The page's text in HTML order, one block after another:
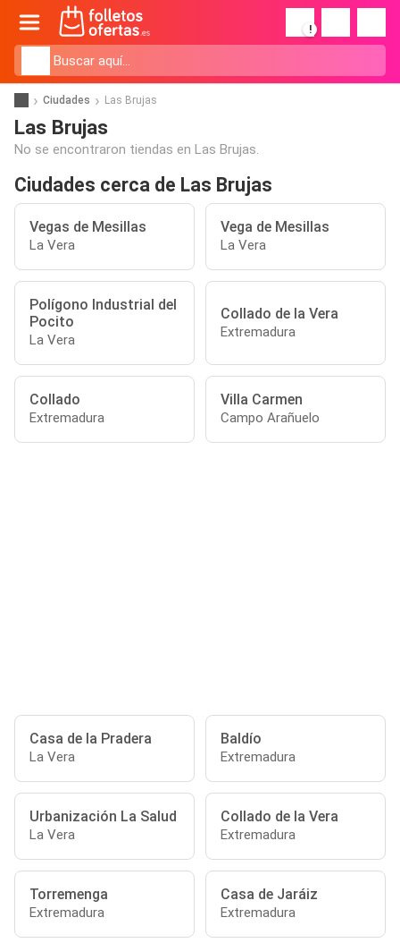
!
Ciudades Las Brujas
Las Brujas
No se encontraron tiendas en Las Brujas.
Ciudades cerca de Las Brujas
Vegas de Mesillas
La Vera
Vega de Mesillas
La Vera
Polígono Industrial del
Pocito
La Vera
Collado de la Vera
Extremadura
Collado
Extremadura
Villa Carmen
Campo Arañuelo
Casa de la Pradera
La Vera
Baldío
Extremadura
Urbanización La Salud
La Vera
Collado de la Vera
Extremadura
Torremenga
Extremadura
Casa de Jaráiz
Extremadura